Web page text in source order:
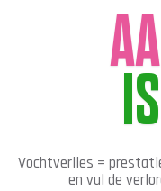
Vochtverlies =
en vul de